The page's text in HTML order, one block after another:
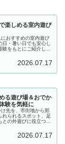
楽しめる室内遊び
におすすめの室内遊び
・暑い日でも安心し
をもとにご紹介して
2026.07.17
る遊び場＆おでか
験を気軽に
先を、市街地から郊
れられるスポット、足
の外遊びに役立つ情
2026.07.17